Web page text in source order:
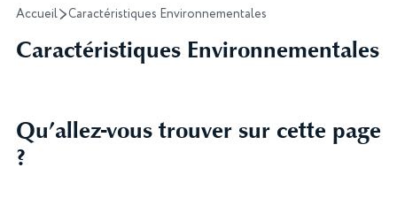
Accueil Caractéristiques Environnementales
Caractéristiques Environnementales
Qu’allez-vous trouver sur cette page
?